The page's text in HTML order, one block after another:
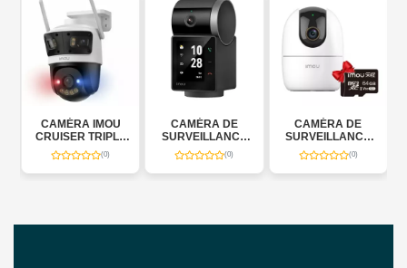
CAMÉRA DE
SURVEILLANCE
WIFI IMOU REX VT
5MP
(0)
CAMÉRA DE
SURVEILLANCE
WIFI IMOU
RANGER 5MP
(0)
CAMÉRA DE
SURVEILLANCE
IMOU RANGE 3MP
(0)